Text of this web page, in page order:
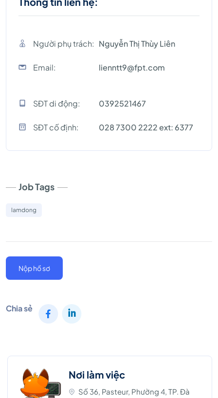
Người phụ trách: Nguyễn Thị Thùy Liên
Email: lienntt9@fpt.com
SĐT di động: 0392521467
SĐT cố định: 028 7300 2222 ext: 6377
Job Tags
lamdong
Nộp hồ sơ
Chia sẻ
Nơi làm việc
Số 36, Pasteur, Phường 4, TP. Đà